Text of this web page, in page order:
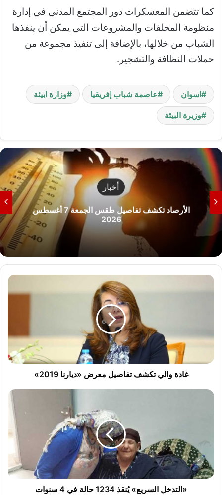
كما تتضمن المعسكرات دور المجتمع المدني في إدارة
منظومة المخلفات والمشروعات التي يمكن أن ينفذها
الشباب من خلالها، بالإضافة إلى تنفيذ مجموعة من
حملات النظافة والتشجير.
اسوان عاصمة شباب إفريقيا وزارة ابيئة
وزيرة البيئة
أخبار
الأرصاد تكشف تفاصيل طقس الجمعة 7 أغسطس
2026
غادة
والي
2019»
غادة والي تكشف تفاصيل معرض «ديارنا 2019»
«التدخل
في
سنوات
«التدخل السريع» يُنقذ 1234 حالة في 4 سنوات